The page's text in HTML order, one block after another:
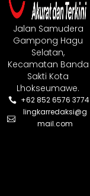
Jalan Samudera
Gampong Hagu
Selatan,
Kecamatan Banda
Sakti Kota
Lhokseumawe.
+62 852 6576 3774
lingkarredaksi@g
mail.com